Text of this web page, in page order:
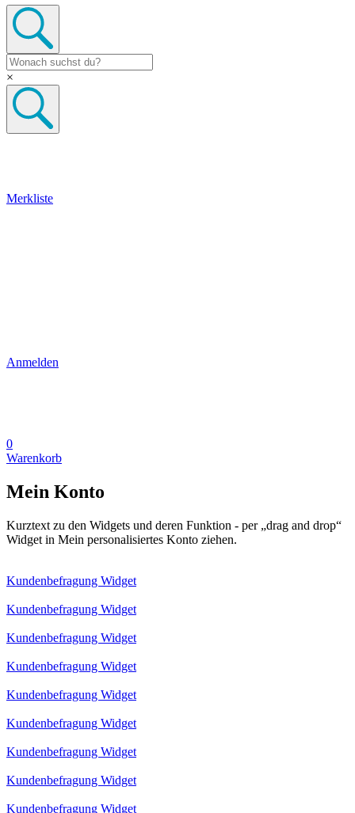
×
Merkliste
Anmelden
0
Warenkorb
Mein Konto
Kurztext zu den Widgets und deren Funktion - per „drag and drop“
Widget in Mein personalisiertes Konto ziehen.
Kundenbefragung Widget
Kundenbefragung Widget
Kundenbefragung Widget
Kundenbefragung Widget
Kundenbefragung Widget
Kundenbefragung Widget
Kundenbefragung Widget
Kundenbefragung Widget
Kundenbefragung Widget